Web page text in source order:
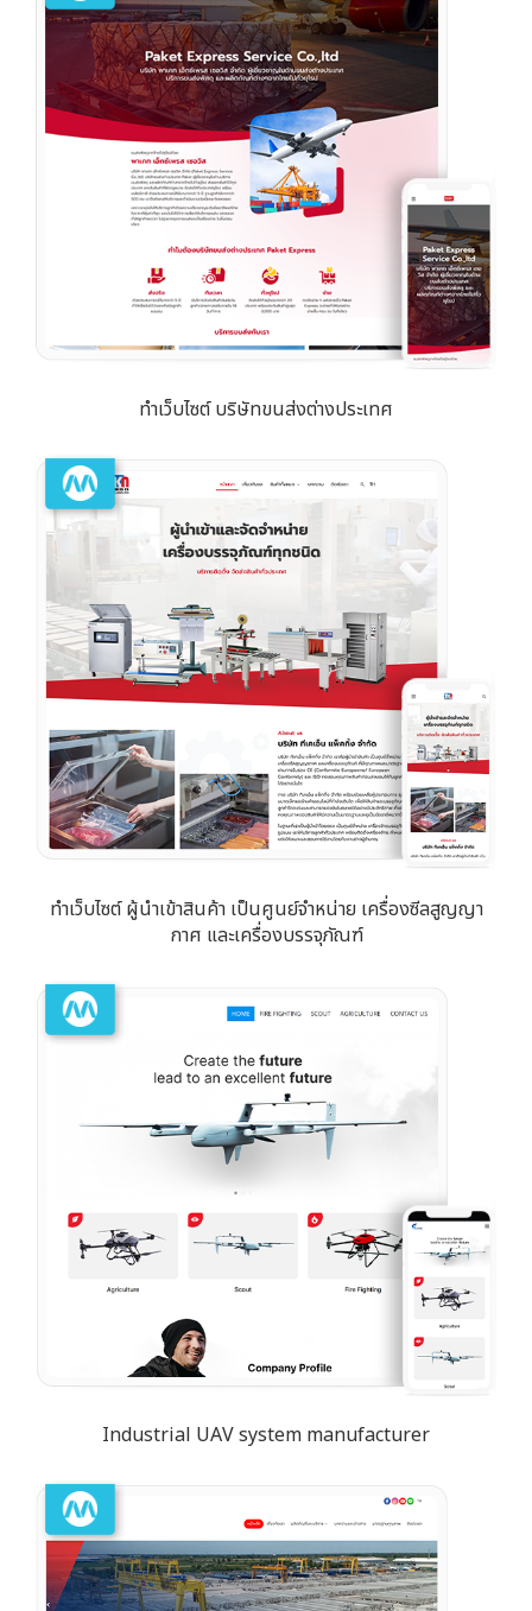
ทำเว็บไซต์ บริษัทขนส่งต่างประเทศ
ทำเว็บไซต์ ผู้นำเข้าสินค้า เป็นศูนย์จำหน่าย เครื่องซีลสูญญา
กาศ และเครื่องบรรจุภัณฑ์
Industrial UAV system manufacturer